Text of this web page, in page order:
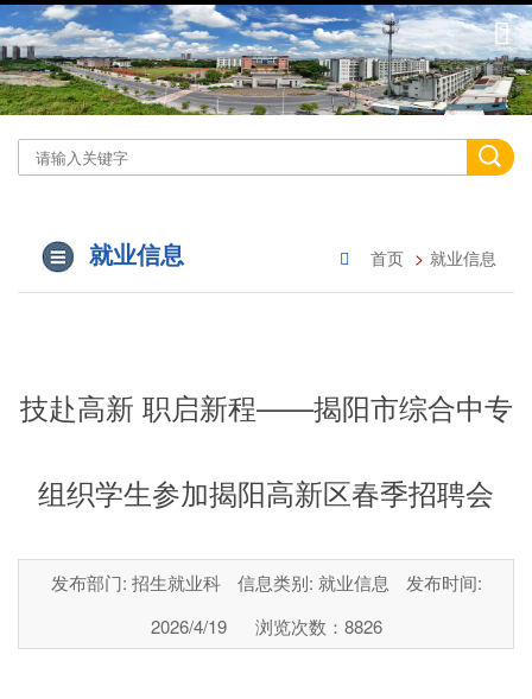
就业信息 首页 就业信息
技赴高新 职启新程——揭阳市综合中专
组织学生参加揭阳高新区春季招聘会
发布部门: 招生就业科 信息类别: 就业信息
发布时间:
2026/4/19
浏览次数： 8826